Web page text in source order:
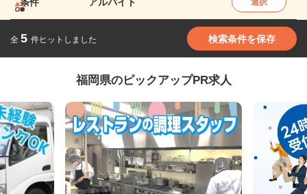
選択
全 5 件ヒットしました 検索条件を保存
福岡県のピックアップPR求人